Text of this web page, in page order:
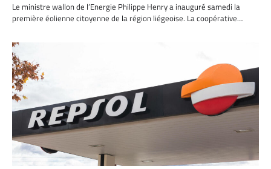
Le ministre wallon de l’Energie Philippe Henry a inauguré samedi la
première éolienne citoyenne de la région liégeoise. La coopérative…